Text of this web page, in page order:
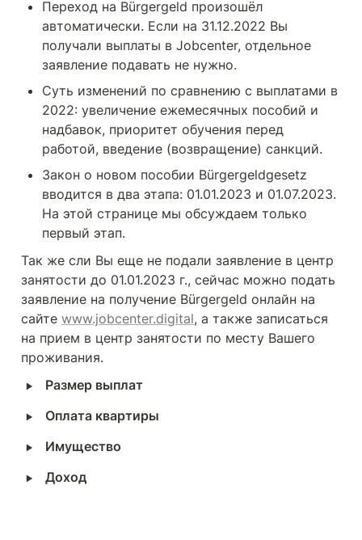
Переход на Bürgergeld произошёл
автоматически. Если на 31.12.2022 Вы
получали выплаты в Jobcenter, отдельное
заявление подавать не нужно.
Суть изменений по сравнению с выплатами в
2022: увеличение ежемесячных пособий и
надбавок, приоритет обучения перед
работой, введение (возвращение) санкций.
Закон о новом пособии Bürgergeldgesetz
вводится в два этапа: 01.01.2023 и 01.07.2023.
На этой странице мы обсуждаем только
первый этап.
Так же сли Вы еще не подали заявление в центр
занятости до 01.01.2023 г., сейчас можно подать
заявление на получение Bürgergeld онлайн на
сайте www.jobcenter.digital, а также записаться
на прием в центр занятости по месту Вашего
проживания.
‣ Размер выплат
‣ Оплата квартиры
‣ Имущество
‣ Доход